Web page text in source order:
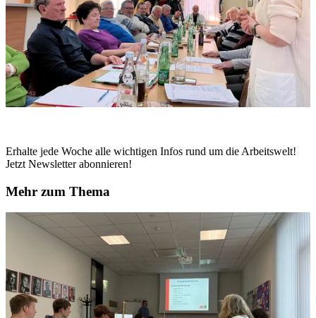
Erhalte jede Woche alle wichtigen Infos rund um die Arbeitswelt!
Jetzt Newsletter abonnieren!
Mehr zum Thema